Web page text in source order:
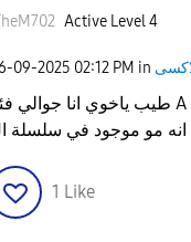
Active Level 4
09-2025 02:12 PM in
1 Like